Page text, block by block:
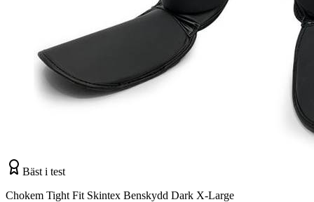
Bäst i test
Chokem Tight Fit Skintex Benskydd Dark X-Large